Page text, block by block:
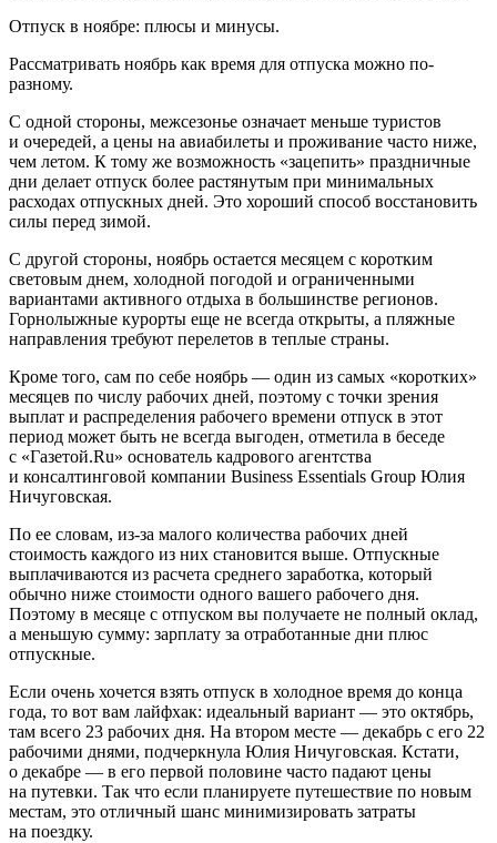
Отпуск в ноябре: плюсы и минусы.
Рассматривать ноябрь как время для отпуска можно по-
разному.
С одной стороны, межсезонье означает меньше туристов
и очередей, а цены на авиабилеты и проживание часто ниже,
чем летом. К тому же возможность «зацепить» праздничные
дни делает отпуск более растянутым при минимальных
расходах отпускных дней. Это хороший способ восстановить
силы перед зимой.
С другой стороны, ноябрь остается месяцем с коротким
световым днем, холодной погодой и ограниченными
вариантами активного отдыха в большинстве регионов.
Горнолыжные курорты еще не всегда открыты, а пляжные
направления требуют перелетов в теплые страны.
Кроме того, сам по себе ноябрь — один из самых «коротких»
месяцев по числу рабочих дней, поэтому с точки зрения
выплат и распределения рабочего времени отпуск в этот
период может быть не всегда выгоден, отметила в беседе
с «Газетой.Ru» основатель кадрового агентства
и консалтинговой компании Business Essentials Group Юлия
Ничуговская.
По ее словам, из-за малого количества рабочих дней
стоимость каждого из них становится выше. Отпускные
выплачиваются из расчета среднего заработка, который
обычно ниже стоимости одного вашего рабочего дня.
Поэтому в месяце с отпуском вы получаете не полный оклад,
а меньшую сумму: зарплату за отработанные дни плюс
отпускные.
Если очень хочется взять отпуск в холодное время до конца
года, то вот вам лайфхак: идеальный вариант — это октябрь,
там всего 23 рабочих дня. На втором месте — декабрь с его 22
рабочими днями, подчеркнула Юлия Ничуговская. Кстати,
о декабре — в его первой половине часто падают цены
на путевки. Так что если планируете путешествие по новым
местам, это отличный шанс минимизировать затраты
на поездку.